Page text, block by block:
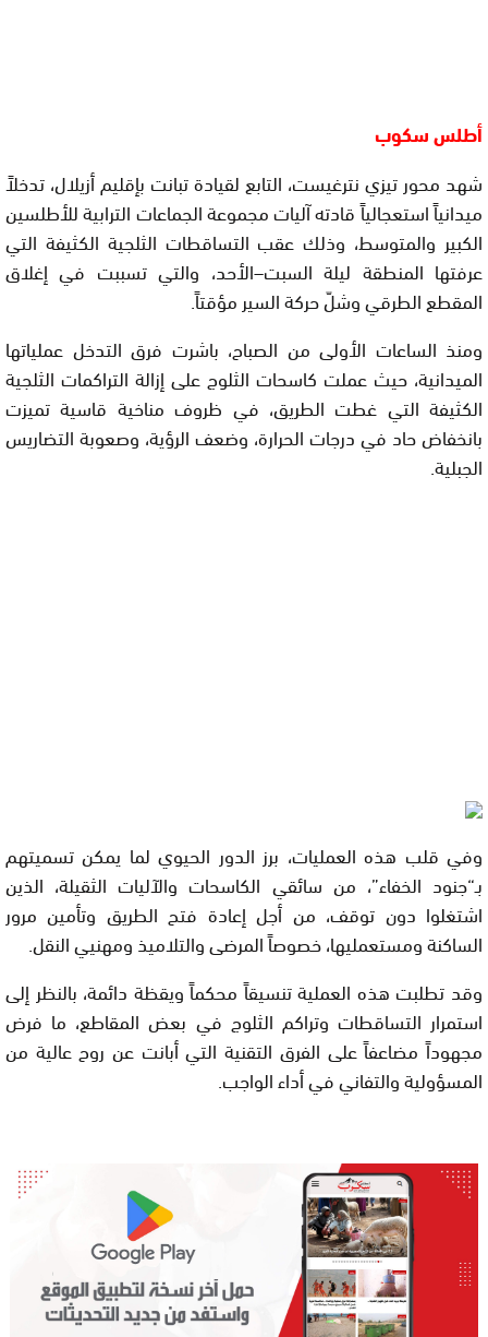
أطلس سكوب
شهد محور تيزي نترغيست، التابع لقيادة تبانت بإقليم أزيلال، تدخلاً
ميدانياً استعجالياً قادته آليات مجموعة الجماعات الترابية للأطلسين
الكبير والمتوسط، وذلك عقب التساقطات الثلجية الكثيفة التي
عرفتها المنطقة ليلة السبت–الأحد، والتي تسببت في إغلاق
المقطع الطرقي وشلّ حركة السير مؤقتاً.
ومنذ الساعات الأولى من الصباح، باشرت فرق التدخل عملياتها
الميدانية، حيث عملت كاسحات الثلوج على إزالة التراكمات الثلجية
الكثيفة التي غطت الطريق، في ظروف مناخية قاسية تميزت
بانخفاض حاد في درجات الحرارة، وضعف الرؤية، وصعوبة التضاريس
الجبلية.
وفي قلب هذه العمليات، برز الدور الحيوي لما يمكن تسميتهم
بـ“جنود الخفاء”، من سائقي الكاسحات والآليات الثقيلة، الذين
اشتغلوا دون توقف، من أجل إعادة فتح الطريق وتأمين مرور
الساكنة ومستعمليها، خصوصاً المرضى والتلاميذ ومهنيي النقل.
وقد تطلبت هذه العملية تنسيقاً محكماً ويقظة دائمة، بالنظر إلى
استمرار التساقطات وتراكم الثلوج في بعض المقاطع، ما فرض
مجهوداً مضاعفاً على الفرق التقنية التي أبانت عن روح عالية من
المسؤولية والتفاني في أداء الواجب.